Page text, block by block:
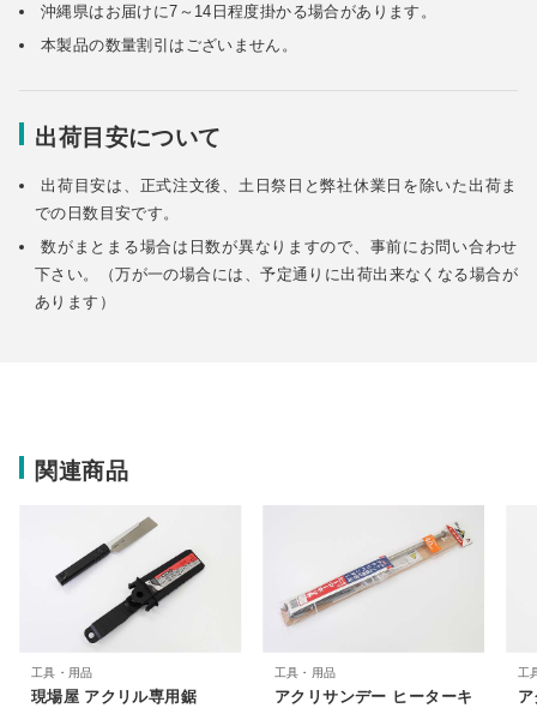
沖縄県はお届けに7～14日程度掛かる場合があります。
本製品の数量割引はございません。
出荷目安について
出荷目安は、正式注文後、土日祭日と弊社休業日を除いた出荷ま
での日数目安です。
数がまとまる場合は日数が異なりますので、事前にお問い合わせ
下さい。（万が一の場合には、予定通りに出荷出来なくなる場合が
あります）
関連商品
工具・用品
現場屋 アクリル専用鋸
工具・用品
アクリサンデー ヒーターキ
工